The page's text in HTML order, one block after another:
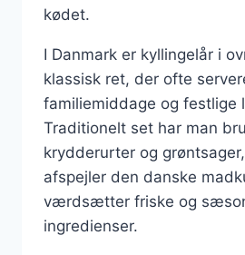
kødet.
I Danmark er kyllingelår i
klassisk ret, der ofte
familiemiddage og festlige
Traditionelt set har man
krydderurter og
afspejler den danske
værdsætter friske og
ingredienser.